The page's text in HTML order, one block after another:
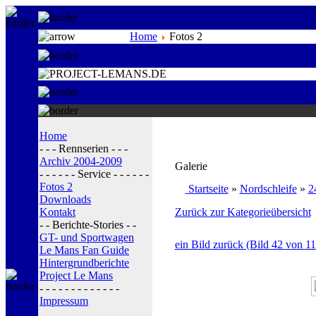
Home Fotos 2
Home
- - - Rennserien - - -
Archiv 2004-2009
- - - - - - Service - - - - - -
Fotos 2
Downloads
Kontakt
- - Berichte-Stories - -
GT- und Sportwagen
Le Mans Fan Guide
Hintergrundberichte
Project Le Mans
- - - - - - - - - - - - -
Impressum
Galerie
Startseite» Nordschleife»
Zurück zur Kategorieübersicht
ein Bild zurück (Bild 42 von